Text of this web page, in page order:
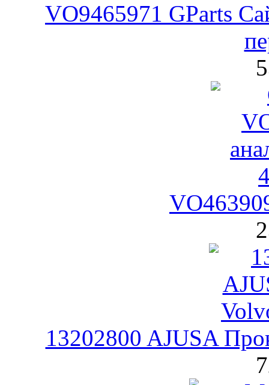
VO9465971 GParts
13202800 AJUSA